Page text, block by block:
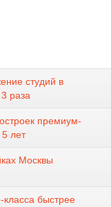
студий в
раза
премиум-
лет
Москвы
быстрее